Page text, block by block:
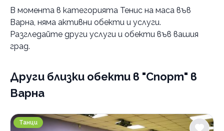
В момента в категорията Тенис на маса във
Варна, няма активни обекти и услуги.
Разгледайте други услуги и обекти във вашия
град.
Други близки обекти в "Спорт" в
Варна
Kremena Dance Center
Танци
София
Услуги
Тенис на маса
Категории
Бойни изкуства
Групови тренировки